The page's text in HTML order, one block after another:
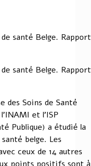
santé Belge. Rapport
santé Belge. Rapport
des Soins de Santé
l'INAMI et l'ISP
Publique) a étudié la
belge. Les
ceux de 14 autres